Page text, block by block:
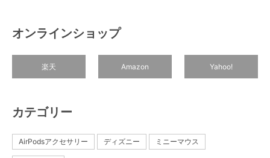
オンラインショップ
楽天 Amazon Yahoo!
カテゴリー
AirPodsアクセサリー ディズニー ミニーマウス